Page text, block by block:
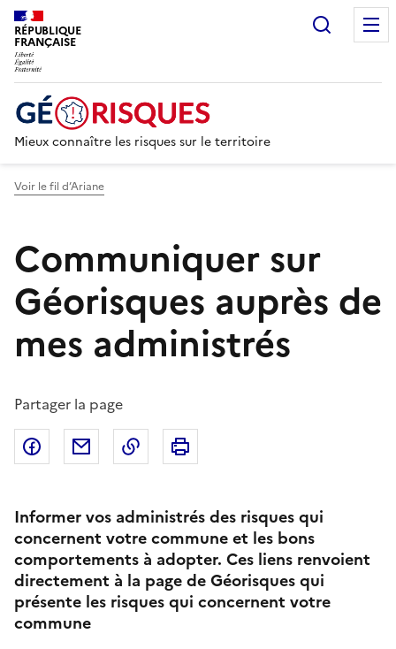
RÉPUBLIQUE
FRANÇAISE
Mieux connaître les risques sur le territoire
Voir le fil d’Ariane
Communiquer sur
Géorisques auprès de
mes administrés
Partager la page
Partager sur Facebook
Partager par emailCopier dans le presse-papier
Informer vos administrés des risques qui
concernent votre commune et les bons
comportements à adopter. Ces liens renvoient
directement à la page de Géorisques qui
présente les risques qui concernent votre
commune